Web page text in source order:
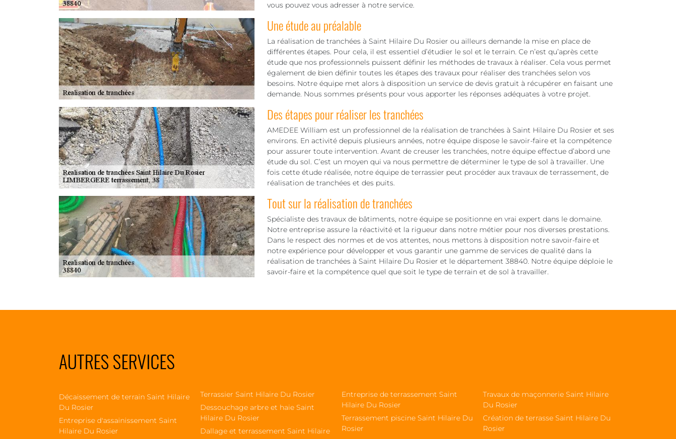
vous pouvez vous adresser à notre service.
Une étude au préalable
La réalisation de tranchées à Saint Hilaire Du Rosier ou ailleurs demande la mise en place de
différentes étapes. Pour cela, il est essentiel d’étudier le sol et le terrain. Ce n’est qu’après cette
étude que nos professionnels puissent définir les méthodes de travaux à réaliser. Cela vous permet
également de bien définir toutes les étapes des travaux pour réaliser des tranchées selon vos
besoins. Notre équipe met alors à disposition un service de devis gratuit à récupérer en faisant une
demande. Nous sommes présents pour vous apporter les réponses adéquates à votre projet.
Des étapes pour réaliser les tranchées
AMEDEE William est un professionnel de la réalisation de tranchées à Saint Hilaire Du Rosier et ses
environs. En activité depuis plusieurs années, notre équipe dispose le savoir-faire et la compétence
pour assurer toute intervention. Avant de creuser les tranchées, notre équipe effectue d’abord une
étude du sol. C’est un moyen qui va nous permettre de déterminer le type de sol à travailler. Une
fois cette étude réalisée, notre équipe de terrassier peut procéder aux travaux de terrassement, de
réalisation de tranchées et des puits.
Tout sur la réalisation de tranchées
Spécialiste des travaux de bâtiments, notre équipe se positionne en vrai expert dans le domaine.
Notre entreprise assure la réactivité et la rigueur dans notre métier pour nos diverses prestations.
Dans le respect des normes et de vos attentes, nous mettons à disposition notre savoir-faire et
notre expérience pour développer et vous garantir une gamme de services de qualité dans la
réalisation de tranchées à Saint Hilaire Du Rosier et le département 38840. Notre équipe déploie le
savoir-faire et la compétence quel que soit le type de terrain et de sol à travailler.
AUTRES SERVICES
Décaissement de terrain Saint Hilaire
Du Rosier
Entreprise d'assainissement Saint
Hilaire Du Rosier
Terrassier Saint Hilaire Du Rosier
Dessouchage arbre et haie Saint
Hilaire Du Rosier
Dallage et terrassement Saint Hilaire
Entreprise de terrassement Saint
Hilaire Du Rosier
Terrassement piscine Saint Hilaire Du
Rosier
Travaux de maçonnerie Saint Hilaire
Du Rosier
Création de terrasse Saint Hilaire Du
Rosier